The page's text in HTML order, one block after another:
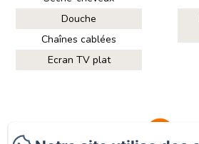
Douche
Chaînes cablées
Ecran TV plat